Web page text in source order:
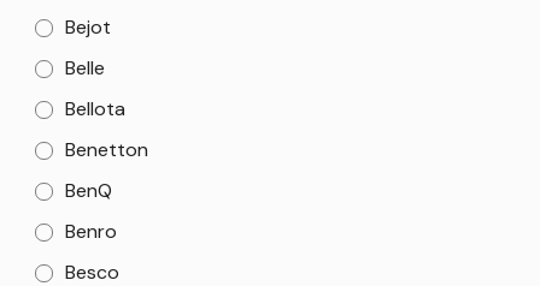
Bejot
Belle
Bellota
Benetton
BenQ
Benro
Besco